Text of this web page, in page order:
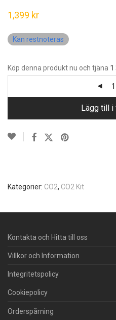
1,399 kr
Kan restnoteras
Köp denna produkt nu och tjäna 1
Lägg till i
Kategorier: CO2, CO2 Kit
Kontakta och Hitta till oss
Villkor och Information
Integritetspolicy
Cookiepolicy
Orderspårning